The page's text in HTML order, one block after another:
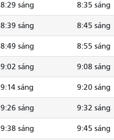
8:29 sáng 8:35 sáng
8:39 sáng 8:45 sáng
8:49 sáng 8:55 sáng
9:02 sáng 9:08 sáng
9:14 sáng 9:20 sáng
9:26 sáng 9:32 sáng
9:38 sáng 9:45 sáng